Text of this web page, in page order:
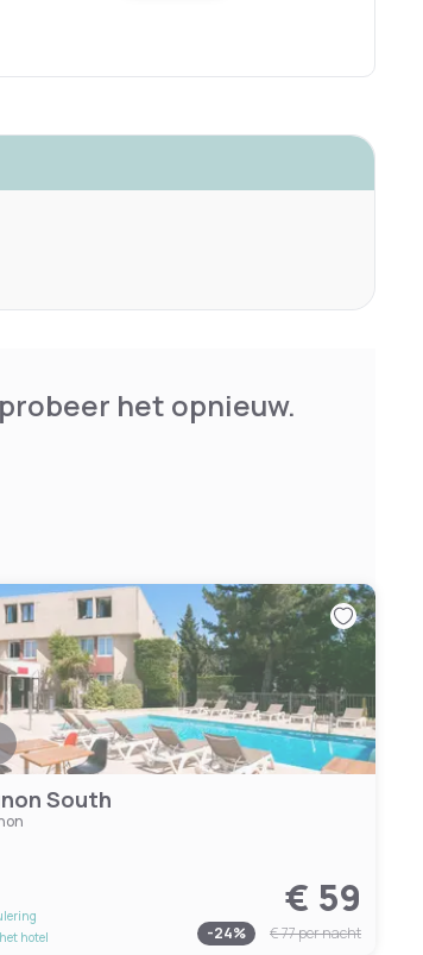
het opnieuw.
South
hotel
€ 59
-24% € 77per nacht